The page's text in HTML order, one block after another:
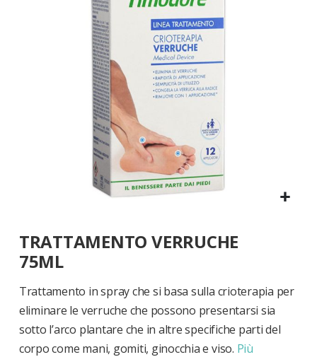
all'inizio
della
galleria
di
immagini
TRATTAMENTO VERRUCHE
75ML
Trattamento in spray che si basa sulla crioterapia per
eliminare le verruche che possono presentarsi sia
sotto l’arco plantare che in altre specifiche parti del
corpo come mani, gomiti, ginocchia e viso. Più